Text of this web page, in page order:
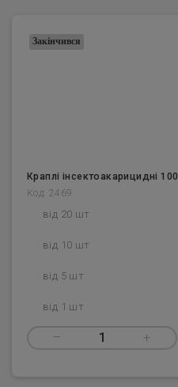
Краплі інсектоакарицидні
Код: 2469
від 20 шт
від 10 шт
від 5 шт
від 1 шт
– 1 +
Закінчився